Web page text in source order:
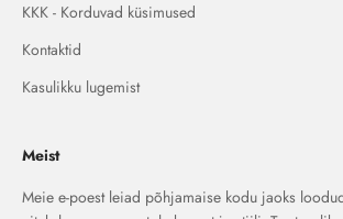
KKK - Korduvad küsimused
Kontaktid
Kasulikku lugemist
Meist
Meie e-poest leiad põhjamaise kodu jaoks